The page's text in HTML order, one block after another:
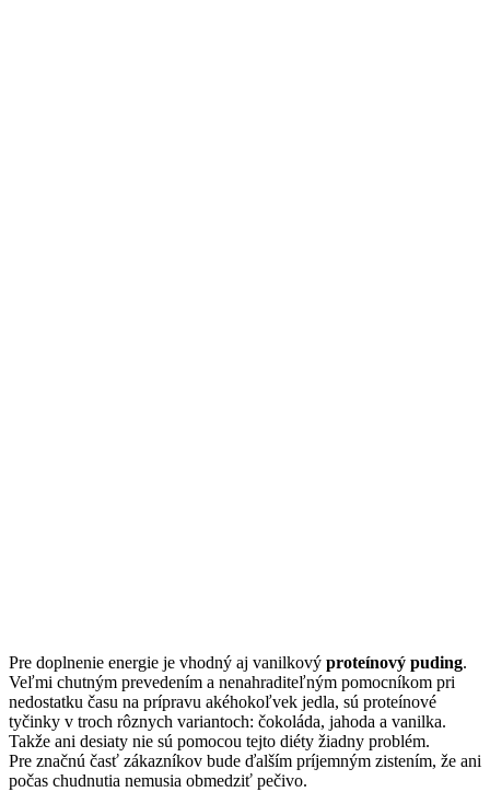
Pre doplnenie energie je vhodný aj vanilkový proteínový puding.
Veľmi chutným prevedením a nenahraditeľným pomocníkom pri
nedostatku času na prípravu akéhokoľvek jedla, sú proteínové
tyčinky v troch rôznych variantoch: čokoláda, jahoda a vanilka.
Takže ani desiaty nie sú pomocou tejto diéty žiadny problém.
Pre značnú časť zákazníkov bude ďalším príjemným zistením, že ani
počas chudnutia nemusia obmedziť pečivo.